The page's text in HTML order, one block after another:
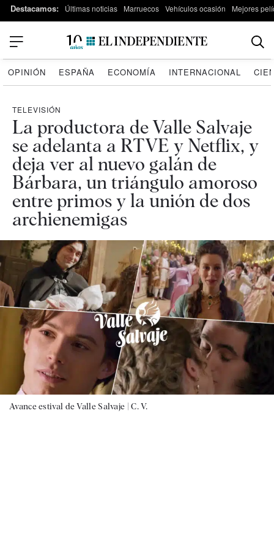
Destacamos: Últimas noticias Marruecos Vehículos ocasión Mejores
OPINIÓN ESPAÑA ECONOMÍA INTERNACIONAL
TELEVISIÓN
La productora de Valle Salvaje
se adelanta a RTVE y Netflix, y
deja ver al nuevo galán de
Bárbara, un triángulo amoroso
entre primos y la unión de dos
archienemigas
Avance estival de Valle Salvaje |C. V.